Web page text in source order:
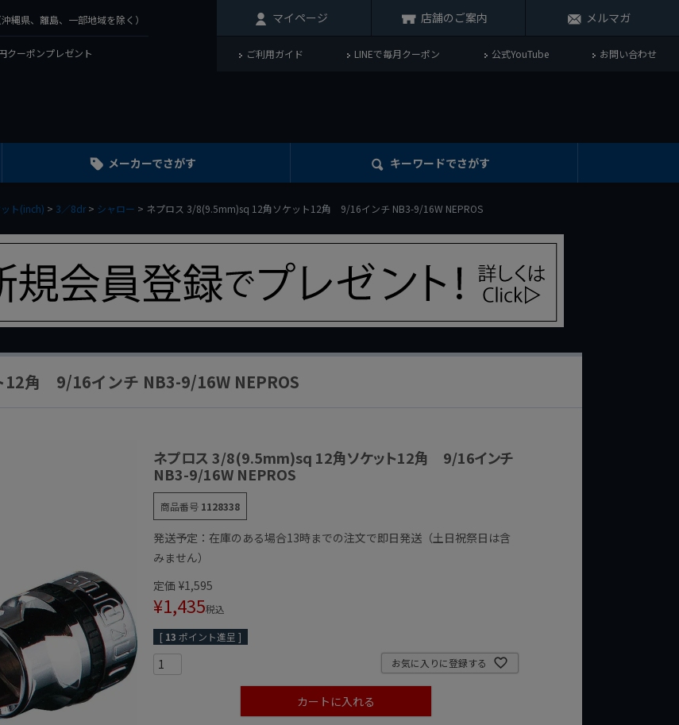
縄県、離島、一部地域を除く）
クーポンプレゼント
マイページ 店舗のご案内 メルマガ
ご利用ガイド LINEで毎月クーポン 公式YouTube お問い合わせ
メーカーでさがす キーワードでさがす
ト(inch) 3／8dr シャロー ネプロス 3/8(9.5mm)sq 12角ソケット12角 9/16インチ NB3-9/16W NEPROS
角 9/16インチ NB3-9/16W NEPROS
ネプロス 3/8(9.5mm)sq 12角ソケット12角 9/16インチ
NB3-9/16W NEPROS
商品番号 1128338
発送予定：在庫のある場合13時までの注文で即日発送（土日祝祭日は含
みません）
定価 ¥1,595
¥1,435税込
[ 13 ポイント進呈 ]
お気に入りに登録する
カートに入れる